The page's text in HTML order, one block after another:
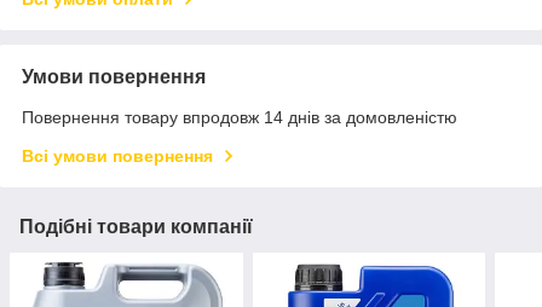
Умови повернення
Повернення товару впродовж 14 днів за домовленістю
Всі умови повернення
Подібні товари компанії